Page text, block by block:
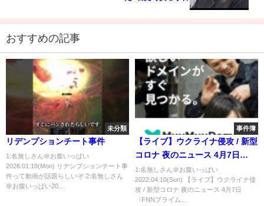
おすすめの記事
未分類
リデンプションチート事件
1:名無しさん＠お腹いっぱい
2026.01.19(Mon) リデンプションチート事
件って動画が話題らしいぞ 2:名無しさん
＠お腹いっぱい20...
事件簿
【ライブ】ウクライナ侵攻 / 新型
コロナ 夜のニュース 4月7日
〈FNNプライムオンライン〉
1:名無しさん＠お腹いっぱい
2022.04.10(Sun) 【ライブ】ウクライナ侵
攻 / 新型コロナ 夜のニュース 4月7日
〈FNNプライム...